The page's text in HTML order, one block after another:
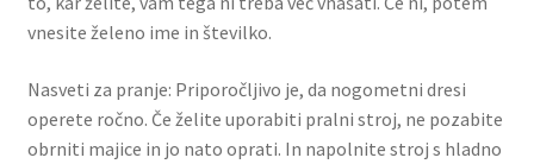
vnesite želeno ime in številko.
Nasveti za pranje: Priporočljivo je, da nogometni dresi
operete ročno. Če želite uporabiti pralni stroj, ne pozabite
obrniti majice in jo nato oprati. In napolnite stroj s hladno